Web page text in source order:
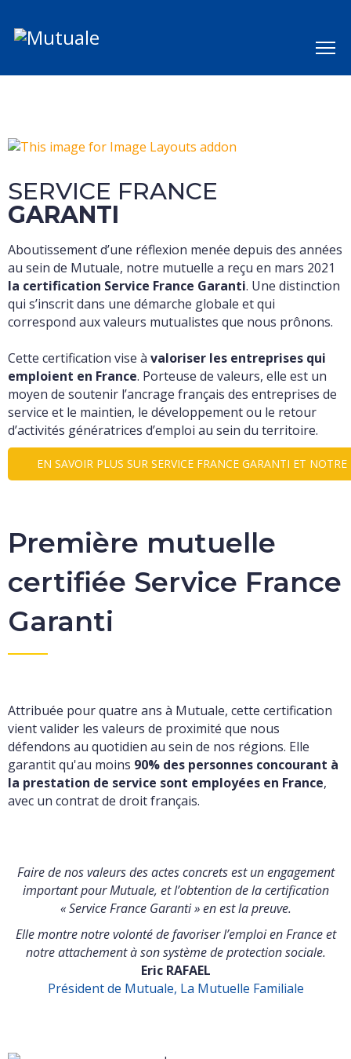
SERVICE FRANCE
GARANTI
Aboutissement d’une réflexion menée depuis des années
au sein de Mutuale, notre mutuelle a reçu en mars 2021
la certification Service France Garanti. Une distinction
qui s’inscrit dans une démarche globale et qui
correspond aux valeurs mutualistes que nous prônons.
Cette certification vise à valoriser les entreprises qui
emploient en France. Porteuse de valeurs, elle est un
moyen de soutenir l’ancrage français des entreprises de
service et le maintien, le développement ou le retour
d’activités génératrices d’emploi au sein du territoire.
EN SAVOIR PLUS SUR SERVICE FRANCE GARANTI ET
Première mutuelle
certifiée Service France
Garanti
Attribuée pour quatre ans à Mutuale, cette certification
vient valider les valeurs de proximité que nous
défendons au quotidien au sein de nos régions. Elle
garantit qu'au moins 90% des personnes concourant à
la prestation de service sont employées en France,
avec un contrat de droit français.
Faire de nos valeurs des actes concrets est un engagement
important pour Mutuale, et l’obtention de la certification
« Service France Garanti » en est la preuve.
Elle montre notre volonté de favoriser l’emploi en France et
notre attachement à son système de protection sociale.
Eric RAFAEL
Président de Mutuale, La Mutuelle Familiale